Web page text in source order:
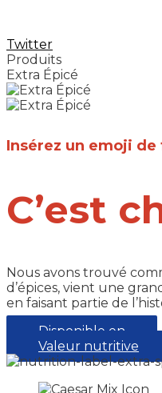
Twitter
Produits
Extra Épicé
Insérez un emoji de
C’est
Nous avons trouvé
d’épices, vient une
en faisant partie de
Disponible en
Valeur nutritive